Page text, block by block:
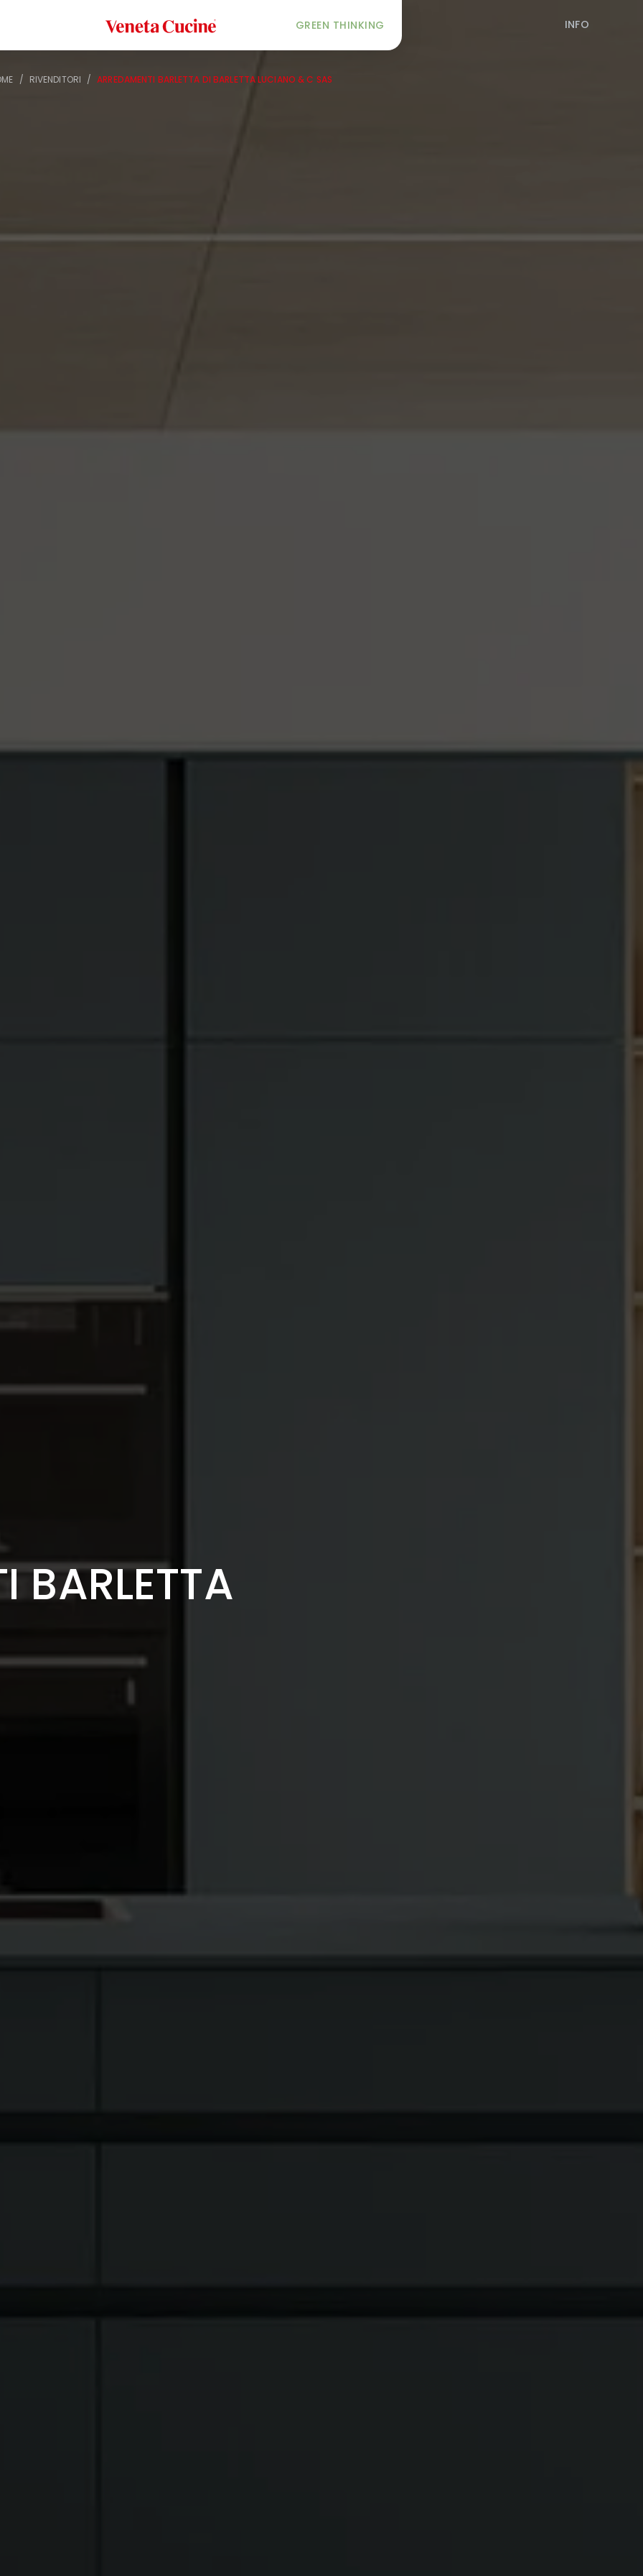
INFO
Veneta Cucine GREEN THINKING
/ RIVENDITORI / ARREDAMENTI BARLETTA DI BARLETTA LUCIANO & C SAS
BARLETTA